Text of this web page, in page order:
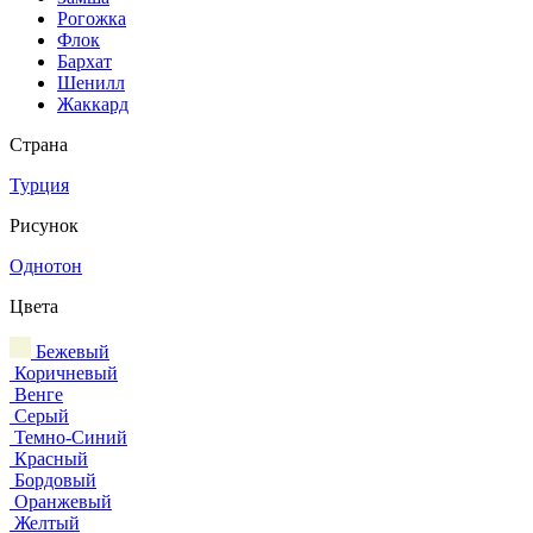
Рогожка
Флок
Бархат
Шенилл
Жаккард
Страна
Турция
Рисунок
Однотон
Цвета
Бежевый
Коричневый
Венге
Серый
Темно-Синий
Красный
Бордовый
Оранжевый
Желтый